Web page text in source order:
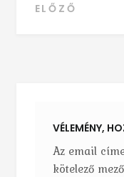
Bejegyzés
ELŐZŐ
VÉLEMÉNY,
Az email
kötelező